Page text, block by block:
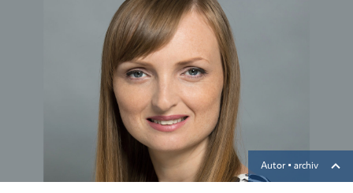
Autor ▪ archiv